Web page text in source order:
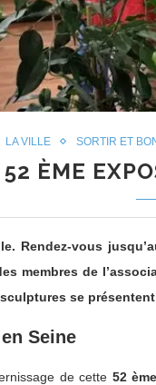
LA VILLE SORTIR ET
ÈME
Rendez-vous
membres de
se
Seine
de cette 52